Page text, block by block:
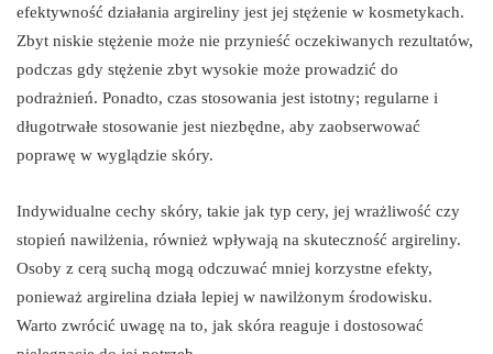
efektywność działania argireliny jest jej stężenie w kosmetykach.
Zbyt niskie stężenie może nie przynieść oczekiwanych rezultatów,
podczas gdy stężenie zbyt wysokie może prowadzić do
podrażnień. Ponadto, czas stosowania jest istotny; regularne i
długotrwałe stosowanie jest niezbędne, aby zaobserwować
poprawę w wyglądzie skóry.
Indywidualne cechy skóry, takie jak typ cery, jej wrażliwość czy
stopień nawilżenia, również wpływają na skuteczność argireliny.
Osoby z cerą suchą mogą odczuwać mniej korzystne efekty,
ponieważ argirelina działa lepiej w nawilżonym środowisku.
Warto zwrócić uwagę na to, jak skóra reaguje i dostosować